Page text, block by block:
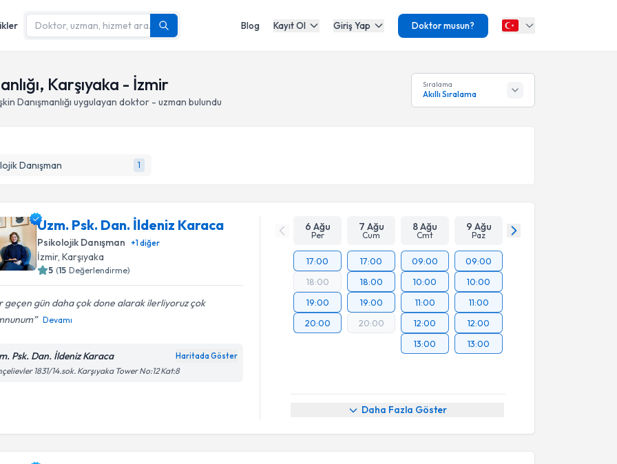
Blog Kayıt Ol Giriş Yap Doktor musun?
Karşıyaka - İzmir
Danışmanlığı uygulayan doktor - uzman bulundu
Sıralama
Akıllı Sıralama
Danışman 1
Uzm. Psk. Dan. İldeniz Karaca
Psikolojik Danışman +1diğer
İzmir, Karşıyaka
5 (15 Değerlendirme)
geçen gün daha çok done alarak ilerliyoruz çok
Devamı
Psk. Dan. İldeniz Karaca Haritada Göster
1831/14.sok. Karşıyaka Tower No:12 Kat:8
6 Ağu
Per
7 Ağu
Cum
8 Ağu
Cmt
9 Ağu
Paz
17:00
18:00
19:00
20:00
17:00
18:00
19:00
20:00
09:00
10:00
11:00
12:00
13:00
09:00
10:00
11:00
12:00
13:00
Daha Fazla Göster